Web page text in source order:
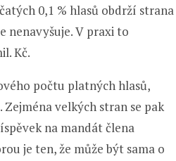
0,1 % hlasů obdrží strana
nenavyšuje. V praxi to
Kč.
počtu platných hlasů,
velkých stran se pak
na mandát člena
je ten, že může být sama o